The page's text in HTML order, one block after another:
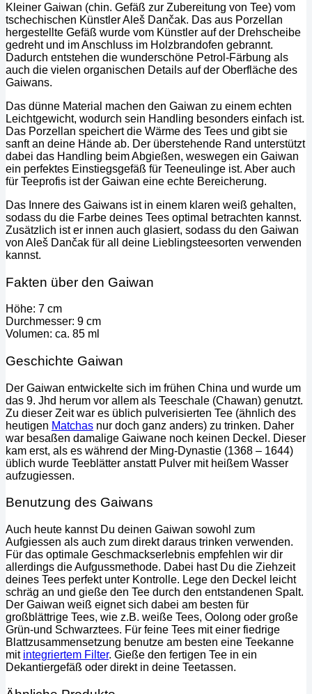
Kleiner Gaiwan (chin. Gefäß zur Zubereitung von Tee) vom
tschechischen Künstler Aleš Dančak. Das aus Porzellan
hergestellte Gefäß wurde vom Künstler auf der Drehscheibe
gedreht und im Anschluss im Holzbrandofen gebrannt.
Dadurch entstehen die wunderschöne Petrol-Färbung als
auch die vielen organischen Details auf der Oberfläche des
Gaiwans.
Das dünne Material machen den Gaiwan zu einem echten
Leichtgewicht, wodurch sein Handling besonders einfach ist.
Das Porzellan speichert die Wärme des Tees und gibt sie
sanft an deine Hände ab. Der überstehende Rand unterstützt
dabei das Handling beim Abgießen, weswegen ein Gaiwan
ein perfektes Einstiegsgefäß für Teeneulinge ist. Aber auch
für Teeprofis ist der Gaiwan eine echte Bereicherung.
Das Innere des Gaiwans ist in einem klaren weiß gehalten,
sodass du die Farbe deines Tees optimal betrachten kannst.
Zusätzlich ist er innen auch glasiert, sodass du den Gaiwan
von Aleš Dančak für all deine Lieblingsteesorten verwenden
kannst.
Fakten über den Gaiwan
Höhe: 7 cm
Durchmesser: 9 cm
Volumen: ca. 85 ml
Geschichte Gaiwan
Der Gaiwan entwickelte sich im frühen China und wurde um
das 9. Jhd herum vor allem als Teeschale (Chawan) genutzt.
Zu dieser Zeit war es üblich pulverisierten Tee (ähnlich des
heutigen Matchas nur doch ganz anders) zu trinken. Daher
war besaßen damalige Gaiwane noch keinen Deckel. Dieser
kam erst, als es während der Ming-Dynastie (1368 – 1644)
üblich wurde Teeblätter anstatt Pulver mit heißem Wasser
aufzugiessen.
Benutzung des Gaiwans
Auch heute kannst Du deinen Gaiwan sowohl zum
Aufgiessen als auch zum direkt daraus trinken verwenden.
Für das optimale Geschmackserlebnis empfehlen wir dir
allerdings die Aufgussmethode. Dabei hast Du die Ziehzeit
deines Tees perfekt unter Kontrolle. Lege den Deckel leicht
schräg an und gieße den Tee durch den entstandenen Spalt.
Der Gaiwan weiß eignet sich dabei am besten für
großblättrige Tees, wie z.B. weiße Tees, Oolong oder große
Grün-und Schwarztees. Für feine Tees mit einer fiedrige
Blattzusammensetzung benutze am besten eine Teekanne
mit integriertem Filter. Gieße den fertigen Tee in ein
Dekantiergefäß oder direkt in deine Teetassen.